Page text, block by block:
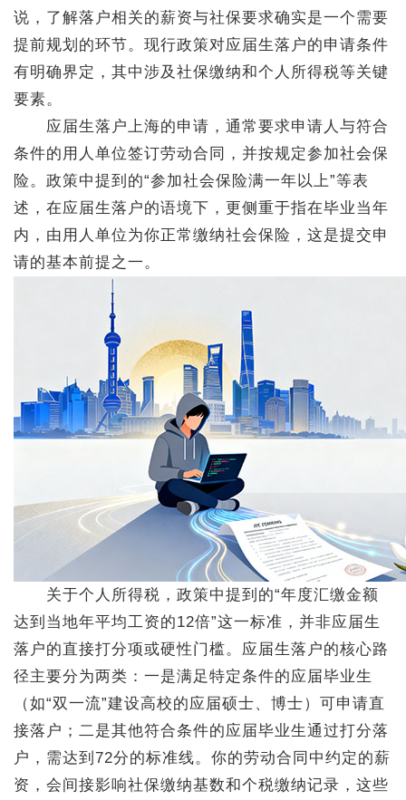
说，了解落户相关的薪资与社保要求确实是一个需要
提前规划的环节。现行政策对应届生落户的申请条件
有明确界定，其中涉及社保缴纳和个人所得税等关键
要素。
应届生落户上海的申请，通常要求申请人与符合
条件的用人单位签订劳动合同，并按规定参加社会保
险。政策中提到的“参加社会保险满一年以上”等表
述，在应届生落户的语境下，更侧重于指在毕业当年
内，由用人单位为你正常缴纳社会保险，这是提交申
请的基本前提之一。
关于个人所得税，政策中提到的“年度汇缴金额
达到当地年平均工资的12倍”这一标准，并非应届生
落户的直接打分项或硬性门槛。应届生落户的核心路
径主要分为两类：一是满足特定条件的应届毕业生
（如“双一流”建设高校的应届硕士、博士）可申请直
接落户；二是其他符合条件的应届毕业生通过打分落
户，需达到72分的标准线。你的劳动合同中约定的薪
资，会间接影响社保缴纳基数和个税缴纳记录，这些